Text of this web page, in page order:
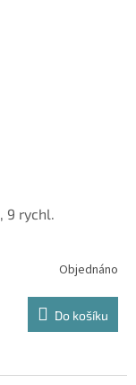
9 rychl.
Objednáno
Do košíku